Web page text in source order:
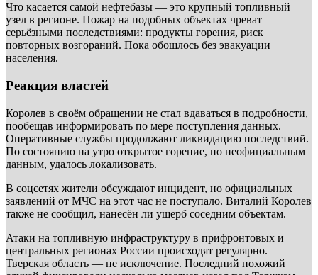
Что касается самой нефтебазы — это крупный топливный
узел в регионе. Пожар на подобных объектах чреват
серьёзными последствиями: продукты горения, риск
повторных возгораний. Пока обошлось без эвакуации
населения.
Реакция властей
Королев в своём обращении не стал вдаваться в подробности,
пообещав информировать по мере поступления данных.
Оперативные службы продолжают ликвидацию последствий.
По состоянию на утро открытое горение, по неофициальным
данным, удалось локализовать.
В соцсетях жители обсуждают инцидент, но официальных
заявлений от МЧС на этот час не поступало. Виталий Королев
также не сообщил, нанесён ли ущерб соседним объектам.
Атаки на топливную инфраструктуру в прифронтовых и
центральных регионах России происходят регулярно.
Тверская область — не исключение. Последний похожий